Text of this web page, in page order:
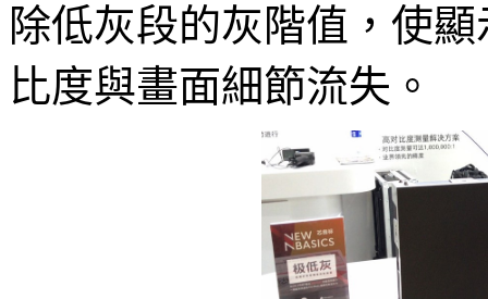
除低灰段的灰階值，使
比度與畫面細節流失。